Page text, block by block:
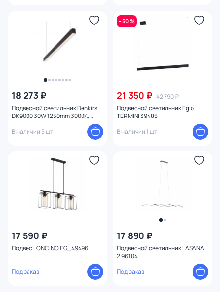
18 273 ₽
Подвесной светильник Denkirs
DK9000 30W 1250mm 3000K,
В наличии 5 шт.
- 50 %
21 350 ₽ 42 790 ₽
Подвесной светильник Eglo
TERMINI 39485
В наличии 1 шт.
17 590 ₽
Подвес LONCINO EG_49496
Под заказ
17 890 ₽
Подвесной светильник LASANA
2 96104
Под заказ